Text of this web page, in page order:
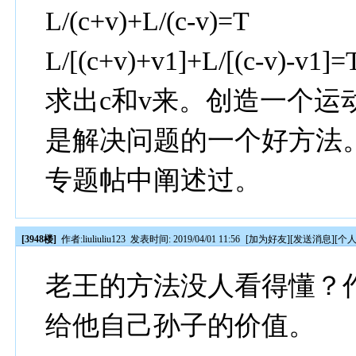
L/(c+v)+L/(c-v)=T
L/[(c+v)+v1]+L/[(c-v)-
求出c和v来。创造一个运
是解决问题的一个好方法
专题帖中阐述过。
[3948楼] 作者:liuliuliu123 发表时间: 2019/04/01 11:56 [加为好友][发送消息][个
老王的方法没人看得懂？
给他自己孙子的价值。